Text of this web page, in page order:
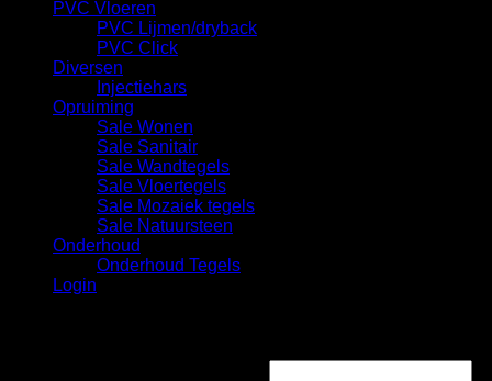
PVC Vloeren
PVC Lijmen/dryback
PVC Click
Diversen
Injectiehars
Opruiming
Sale Wonen
Sale Sanitair
Sale Wandtegels
Sale Vloertegels
Sale Mozaiek tegels
Sale Natuursteen
Onderhoud
Onderhoud Tegels
Login